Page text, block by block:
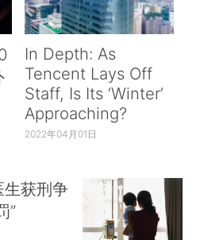
In Depth: As
Tencent Lays Off
Staff, Is Its ‘Winter’
Approaching?
2022年04月01日
生获刑争
”